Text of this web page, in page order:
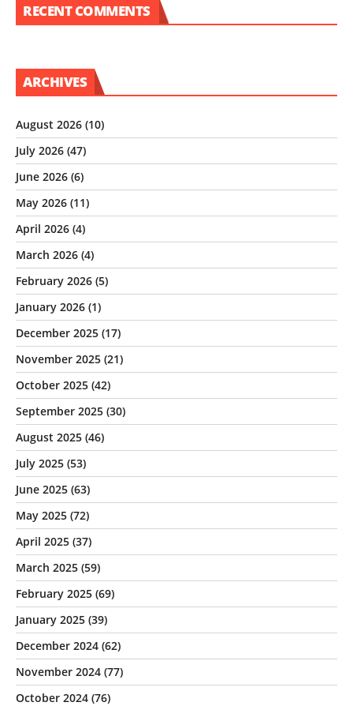
RECENT COMMENTS
ARCHIVES
August 2026 (10)
July 2026 (47)
June 2026 (6)
May 2026 (11)
April 2026 (4)
March 2026 (4)
February 2026 (5)
January 2026 (1)
December 2025 (17)
November 2025 (21)
October 2025 (42)
September 2025 (30)
August 2025 (46)
July 2025 (53)
June 2025 (63)
May 2025 (72)
April 2025 (37)
March 2025 (59)
February 2025 (69)
January 2025 (39)
December 2024 (62)
November 2024 (77)
October 2024 (76)